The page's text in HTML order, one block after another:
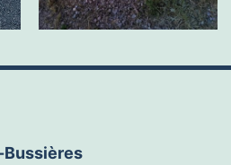
Bussières